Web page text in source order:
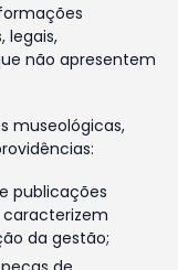
legais,
não apresentem
museológicas,
publicações
caracterizem
da gestão;